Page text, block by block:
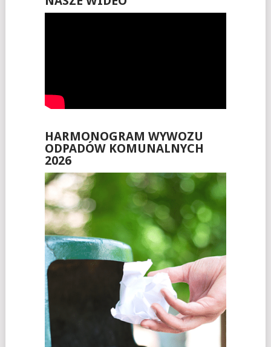
HARMONOGRAM WYWOZU
ODPADÓW KOMUNALNYCH
2026